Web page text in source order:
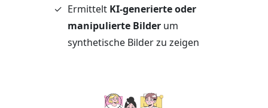
Ermittelt KI-generierte oder
manipulierte Bilderum
synthetische Bilder zu zeigen